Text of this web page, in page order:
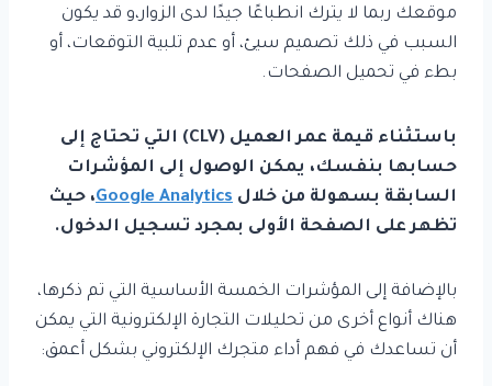
موقعك ربما لا يترك انطباعًا جيدًا لدى الزوار،و قد يكون
السبب في ذلك تصميم سيئ، أو عدم تلبية التوقعات، أو
بطء في تحميل الصفحات.
باستثناء قيمة عمر العميل (CLV) التي تحتاج إلى
حسابها بنفسك، يمكن الوصول إلى المؤشرات
السابقة بسهولة من خلال Google Analytics، حيث
تظهر على الصفحة الأولى بمجرد تسجيل الدخول.
بالإضافة إلى المؤشرات الخمسة الأساسية التي تم ذكرها،
هناك أنواع أخرى من تحليلات التجارة الإلكترونية التي يمكن
أن تساعدك في فهم أداء متجرك الإلكتروني بشكل أعمق: